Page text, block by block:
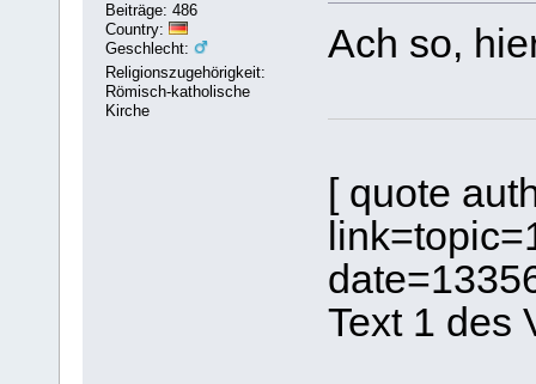
Beiträge: 486
Country:
Geschlecht:
Religionszugehörigkeit:
Römisch-katholische
Kirche
Ach so,
[ quote
Text 1 des